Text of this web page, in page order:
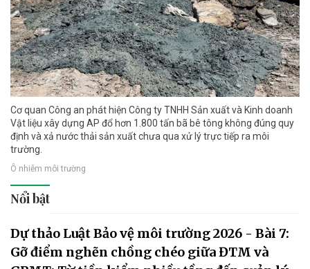
Cơ quan Công an phát hiện Công ty TNHH Sản xuất và Kinh doanh
Vật liệu xây dựng AP đổ hơn 1.800 tấn bã bê tông không đúng quy
định và xả nước thải sản xuất chưa qua xử lý trực tiếp ra môi
trường.
Ô nhiễm môi trường
Nổi bật
Dự thảo Luật Bảo vệ môi trường 2026 - Bài 7:
Gỡ điểm nghẽn chồng chéo giữa ĐTM và